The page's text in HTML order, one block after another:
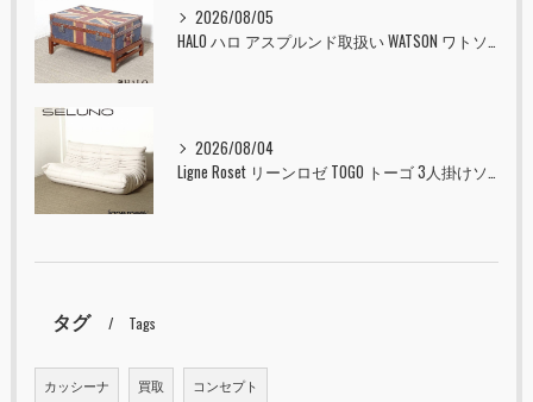
2026/08/05
2026/08/04
タグ Tags
カッシーナ 買取 コンセプト